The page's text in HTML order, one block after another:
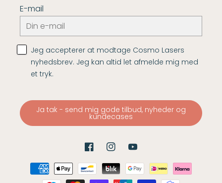
E-mail
Jeg accepterer at modtage Cosmo Lasers
nyhedsbrev. Jeg kan altid let afmelde mig med
et tryk.
Ja tak - send mig gode tilbud, nyheder og
kundecases
FacebookInstagramYouTube
Betalingsmetoder